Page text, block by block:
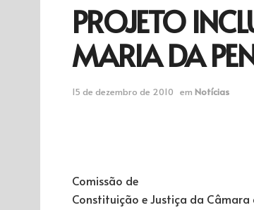
PROJETO
MARIA DA
15 de dezembro de 2010 em Notícias
Comissão de
Constituição e Justiça da